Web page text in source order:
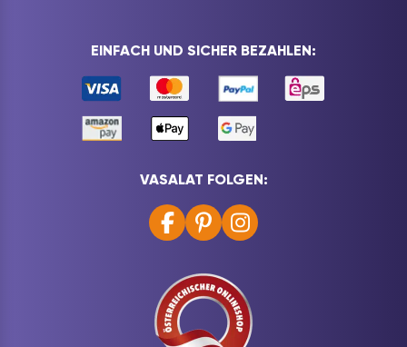
EINFACH UND SICHER BEZAHLEN:
VASALAT FOLGEN: